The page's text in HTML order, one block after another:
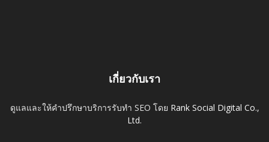
เกี่ยวกับเรา
ดูแลและให้คำปรึกษาบริการรับทำ SEO โดย Rank Social Digital Co.,
Ltd.